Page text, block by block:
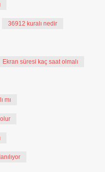
36912 kuralı nedir
Ekran süresi kaç saat olmalı
mı